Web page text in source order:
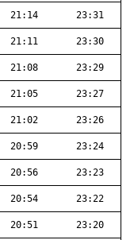
21:14 23:31
21:11 23:30
21:08 23:29
21:05 23:27
21:02 23:26
20:59 23:24
20:56 23:23
20:54 23:22
20:51 23:20